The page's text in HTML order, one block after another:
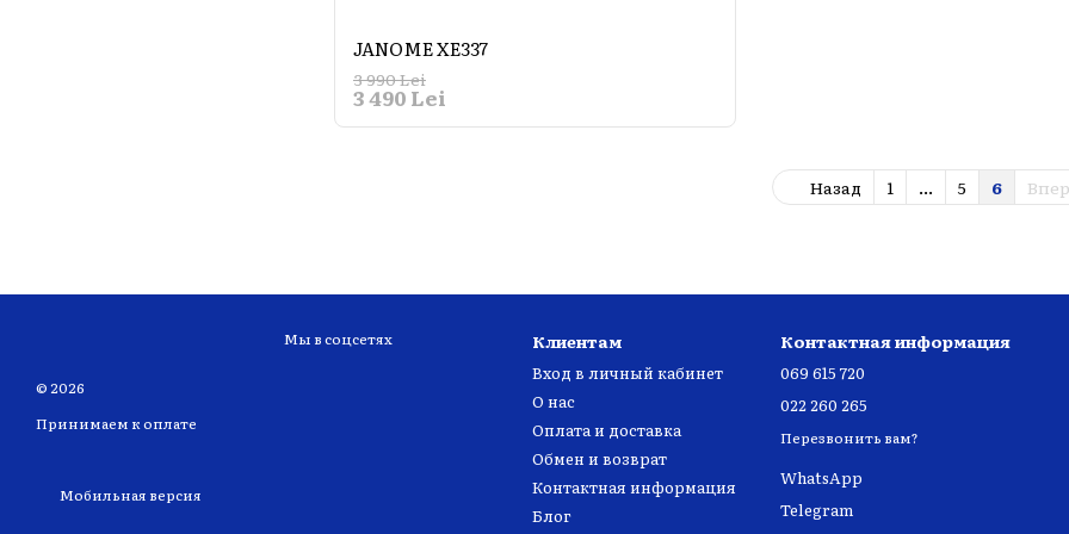
JANOME XE337
3 990 Lei
3 490 Lei
Назад 1 ... 5 6
© 2026
Принимаем к оплате
Мобильная версия
Мы в соцсетях Клиентам
Вход в личный кабинет
О нас
Оплата и доставка
Обмен и возврат
Контактная информация
Блог
Контактная информация
069 615 720
022 260 265
Перезвонить вам?
WhatsApp
Telegram